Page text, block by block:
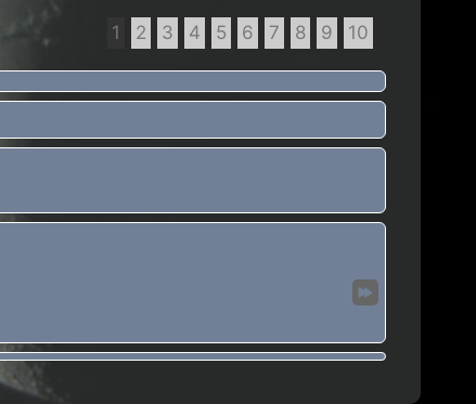
1 2 3 4 5 6 7 8 9 10